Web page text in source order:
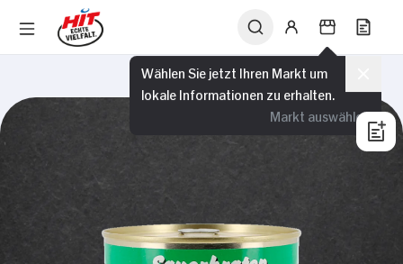
Wählen Sie jetzt Ihren Markt um
lokale Informationen zu erhalten.
Markt auswählen